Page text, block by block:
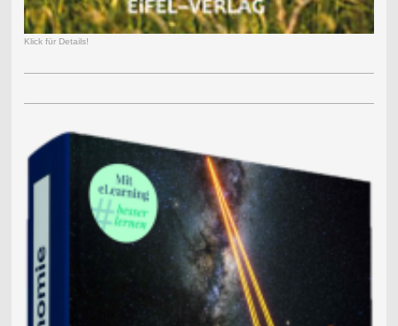
Klick für Details!